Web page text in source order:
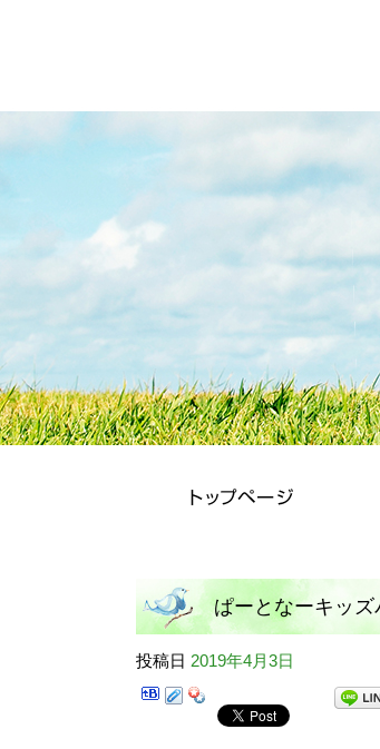
ぱーとなーキッ
投稿日 2019年4月3日